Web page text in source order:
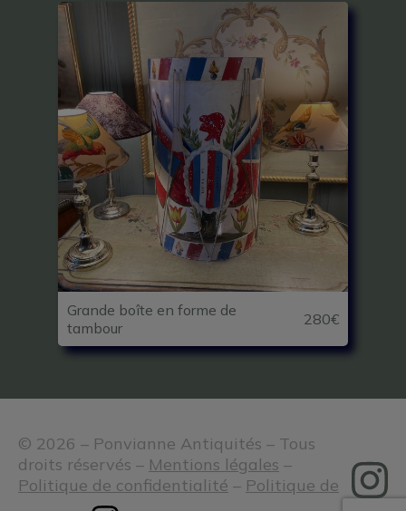
Grande boîte en forme de
tambour
280€
© 2026 – Ponvianne Antiquités – Tous
droits réservés – Mentions légales –
Politique de confidentialité – Politique de